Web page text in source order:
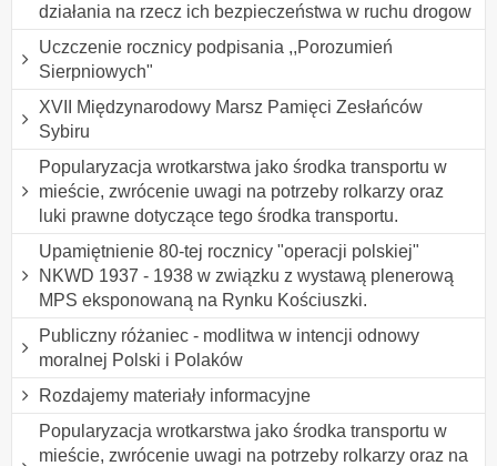
działania na rzecz ich bezpieczeństwa w ruchu drogow
Uczczenie rocznicy podpisania ,,Porozumień
Sierpniowych"
XVII Międzynarodowy Marsz Pamięci Zesłańców
Sybiru
Popularyzacja wrotkarstwa jako środka transportu w
mieście, zwrócenie uwagi na potrzeby rolkarzy oraz
luki prawne dotyczące tego środka transportu.
Upamiętnienie 80-tej rocznicy "operacji polskiej"
NKWD 1937 - 1938 w związku z wystawą plenerową
MPS eksponowaną na Rynku Kościuszki.
Publiczny różaniec - modlitwa w intencji odnowy
moralnej Polski i Polaków
Rozdajemy materiały informacyjne
Popularyzacja wrotkarstwa jako środka transportu w
mieście, zwrócenie uwagi na potrzeby rolkarzy oraz na